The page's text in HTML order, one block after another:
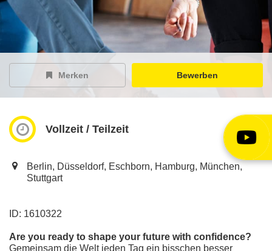
EY Joblight
Merken Bewerben
Vollzeit / Teilzeit
Berlin, Düsseldorf, Eschborn, Hamburg, München,
Stuttgart
ID: 1610322
Are you ready to shape your future with confidence?
Gemeinsam die Welt jeden Tag ein bisschen besser